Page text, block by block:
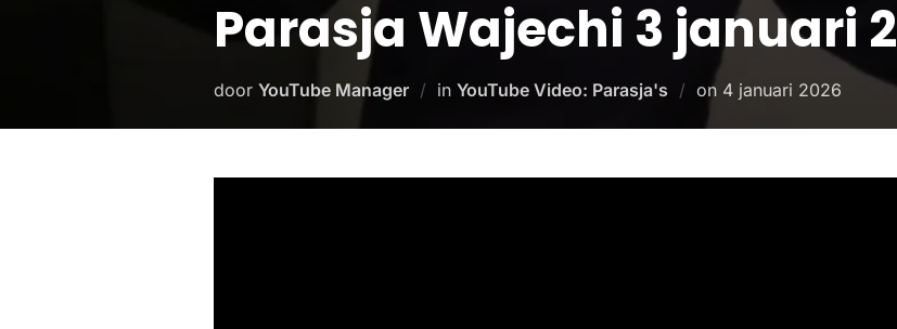
Parasja Wajechi 3 januari
door YouTube Manager in YouTube Video: Parasja's on 4 januari 2026